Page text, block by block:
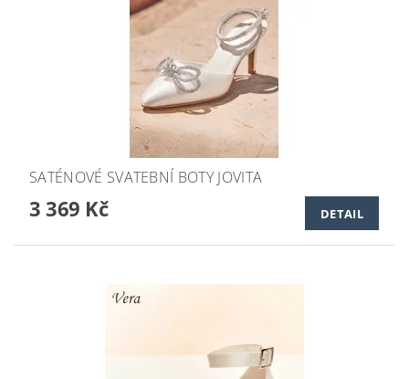
SATÉNOVÉ SVATEBNÍ BOTY JOVITA
3 369 Kč DETAIL